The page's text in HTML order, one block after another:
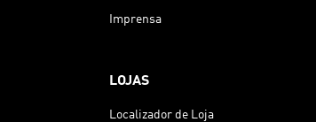
Imprensa
LOJAS
Localizador de Loja